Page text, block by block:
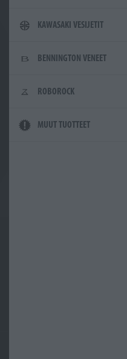
KAWASAKI VESIJETIT
BENNINGTON VENEET
ROBOROCK
MUUT TUOTTEET